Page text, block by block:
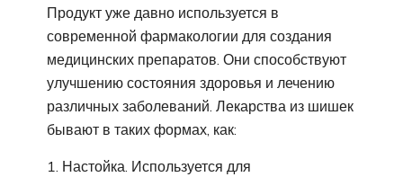
Продукт уже давно используется в
современной фармакологии для создания
медицинских препаратов. Они способствуют
улучшению состояния здоровья и лечению
различных заболеваний. Лекарства из шишек
бывают в таких формах, как:
Настойка. Используется для